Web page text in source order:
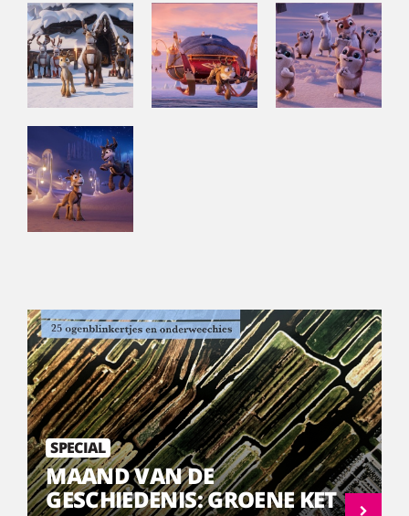
SPECIAL
MAAND VAN DE
GESCHIEDENIS: GROENE KET